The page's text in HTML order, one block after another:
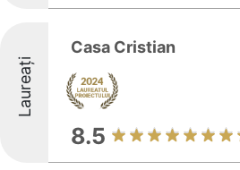
Laureați
Casa Cristian
8.5